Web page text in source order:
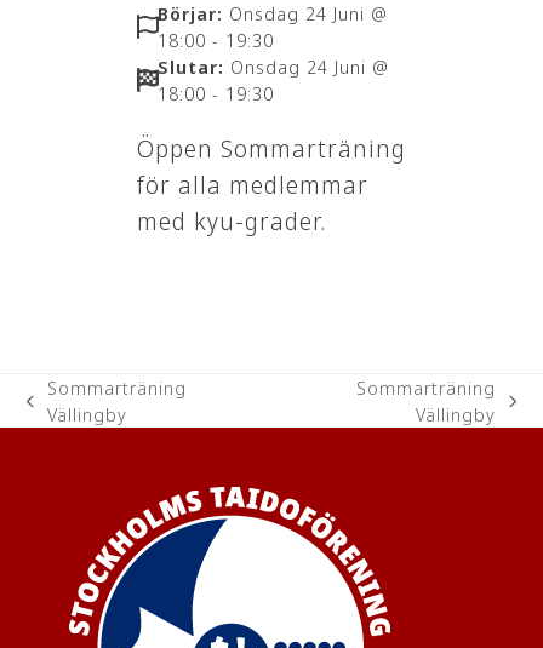
Börjar: Onsdag 24 Juni @
18:00 - 19:30
Slutar: Onsdag 24 Juni @
18:00 - 19:30
Öppen Sommarträning
för alla medlemmar
med kyu-grader.
previous
Sommarträning
Vällingby
Sommarträning
Vällingby